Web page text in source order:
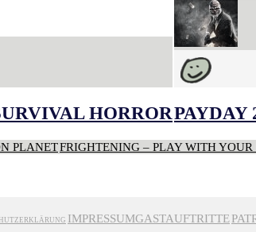
HORRORPAYDAY
PLANETFRIGHTENING – PLAY WITH YOUR
IMPRESSUMGASTAUFTRITTE